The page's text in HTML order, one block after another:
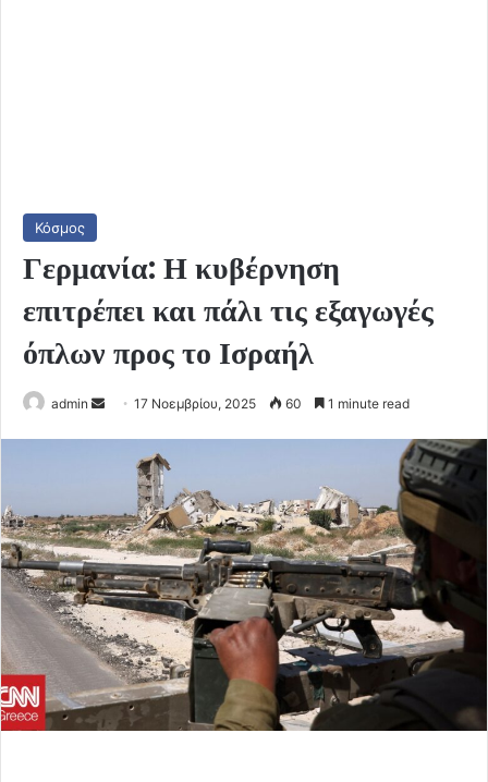
Κόσμος
Γερμανία: Η κυβέρνηση
επιτρέπει και πάλι τις εξαγωγές
όπλων προς το Ισραήλ
admin
Send17 Νοεμβρίου, 2025 60 1 minute read